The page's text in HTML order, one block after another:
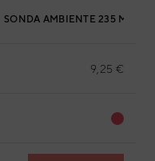
SONDA AMBIENTE 235 MM
9,25 €